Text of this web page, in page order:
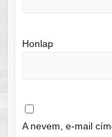
Honlap
A nevem, e-mail